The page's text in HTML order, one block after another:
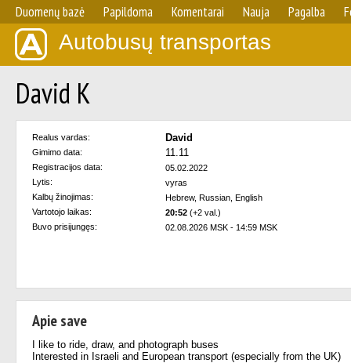
Duomenų bazė Papildoma Komentarai Nauja Pagalba
Autobusų transportas
David K
Realus vardas: David
Gimimo data: 11.11
Registracijos data:
05.02.2022
Lytis:
vyras
Kalbų žinojimas:
Hebrew, Russian, English
Vartotojo laikas:
20:52 (+2 val.)
Buvo prisijungęs:
02.08.2026 MSK - 14:59 MSK
Apie save
I like to ride, draw, and photograph buses
Interested in Israeli and European transport (especially from the UK)